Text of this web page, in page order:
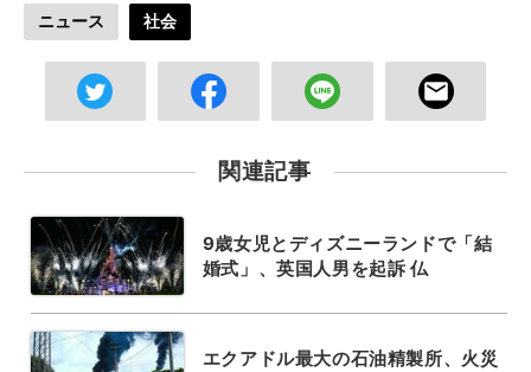
ニュース 社会
関連記事
9歳女児とディズニーランドで「結
婚式」、英国人男を起訴 仏
エクアドル最大の石油精製所、火災